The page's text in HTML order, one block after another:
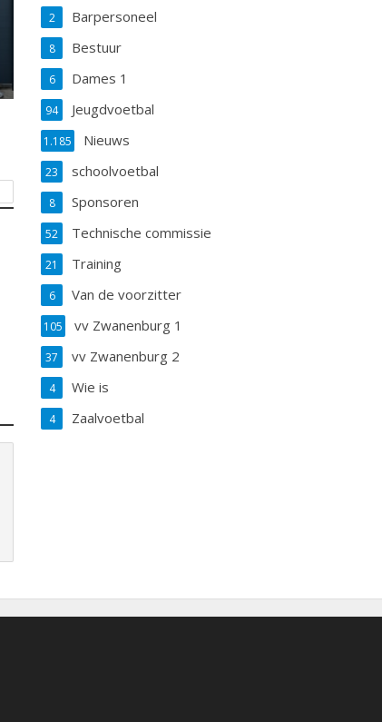
Barpersoneel
2
Bestuur
8
Dames 1
6
Jeugdvoetbal
94
Nieuws
1.185
schoolvoetbal
23
Sponsoren
8
Technische commissie
52
Training
21
Van de voorzitter
6
vv Zwanenburg 1
105
vv Zwanenburg 2
37
Wie is
4
Zaalvoetbal
4